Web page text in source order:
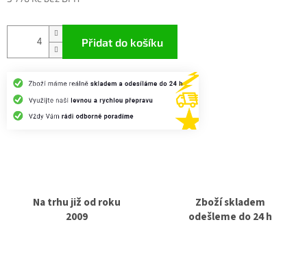
Přidat do košíku
Na trhu již od roku
2009
Zboží skladem
odešleme do 24 h